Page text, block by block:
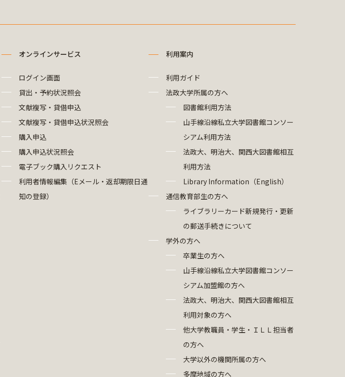
オンラインサービス
ログイン画面
貸出・予約状況照会
文献複写・貸借申込
文献複写・貸借申込状況照会
購入申込
購入申込状況照会
電子ブック購入リクエスト
利用者情報編集（Eメール・返却期限日通
知の登録）
利用案内
利用ガイド
法政大学所属の方へ
図書館利用方法
山手線沿線私立大学図書館コンソー
シアム利用方法
法政大、明治大、関西大図書館相互
利用方法
Library Information（English）
通信教育部生の方へ
ライブラリーカード新規発行・更新
の郵送手続きについて
学外の方へ
卒業生の方へ
山手線沿線私立大学図書館コンソー
シアム加盟館の方へ
法政大、明治大、関西大図書館相互
利用対象の方へ
他大学教職員・学生・ＩＬＬ担当者
の方へ
大学以外の機関所属の方へ
多摩地域の方へ